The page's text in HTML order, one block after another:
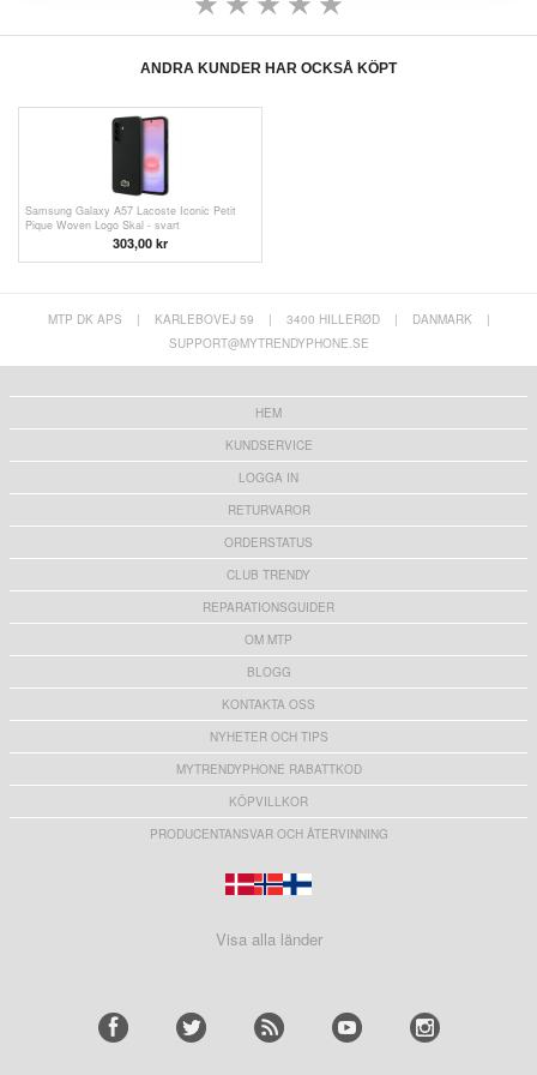
ANDRA KUNDER HAR OCKSÅ KÖPT
Samsung Galaxy A57 Lacoste Iconic Petit
Pique Woven Logo Skal - svart
303,00 kr
MTP DK APS | KARLEBOVEJ 59 | 3400 HILLERØD | DANMARK
|
SUPPORT@MYTRENDYPHONE.SE
HEM
KUNDSERVICE
LOGGA IN
RETURVAROR
ORDERSTATUS
CLUB TRENDY
REPARATIONSGUIDER
OM MTP
BLOGG
KONTAKTA OSS
NYHETER OCH TIPS
MYTRENDYPHONE RABATTKOD
KÖPVILLKOR
PRODUCENTANSVAR OCH ÅTERVINNING
Visa alla länder